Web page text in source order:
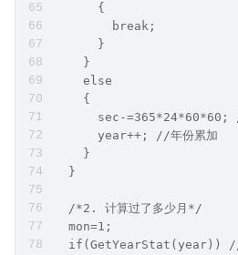
      {
        break;
      }
    }
    else
    {
sec-=365*24*60*60;
      year++; //年份累加
    }
  }
  /*2. 计算过了多少月*/
  mon=1;
if(GetYearStat(year))